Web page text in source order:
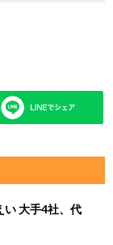
い 大手4社、代